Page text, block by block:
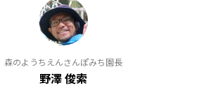
森のようちえんさんぽみち園長
野澤 俊索